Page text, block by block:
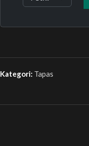
Kategori: Tapas